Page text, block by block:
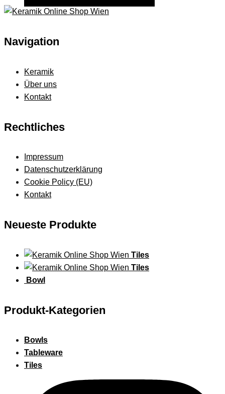
Navigation
Keramik
Über uns
Kontakt
Rechtliches
Impressum
Datenschutzerklärung
Cookie Policy (EU)
Kontakt
Neueste Produkte
Tiles
Tiles
Bowl
Produkt-Kategorien
Bowls
Tableware
Tiles